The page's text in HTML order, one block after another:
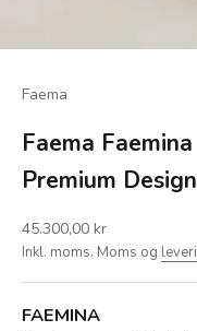
Faema
Faema
Premium
Salgspris
45.300,00 kr
Inkl. moms. Moms og
FAEMINA